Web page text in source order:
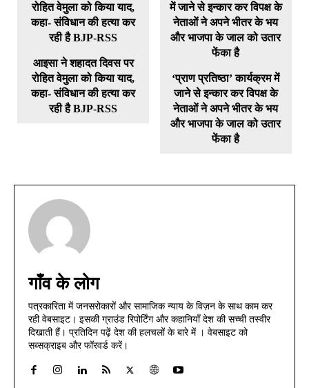
आइसा ने शहादत दिवस पर
रोहित वेमुला को किया याद,
कहा- संविधान की हत्या कर
रही है BJP-RSS
‘प्राण प्रतिष्ठा’ कार्यक्रम में
जाने से इन्कार कर विपक्ष के
नेताओं ने अपने भीतर के भय
और भाजपा के जाल को उतार
फेंका है
गाँव के लोग
पत्रकारिता में जनसरोकारों और सामाजिक न्याय के विज़न के साथ काम कर
रही वेबसाइट। इसकी ग्राउंड रिपोर्टिंग और कहानियाँ देश की सच्ची तस्वीर
दिखाती हैं। प्रतिदिन पढ़ें देश की हलचलों के बारे में । वेबसाइट को
सब्सक्राइब और फॉरवर्ड करें।